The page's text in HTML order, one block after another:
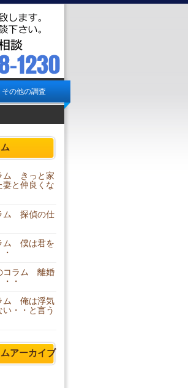
その他の調査
ム きっと家
妻と仲良くな
ム 探偵の仕
ム 僕は君を
コラム 離婚
・
ム 俺は浮気
・・と言う
アーカイブ